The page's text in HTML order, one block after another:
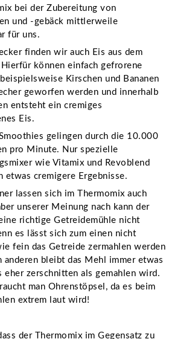
bei der Zubereitung von
und -gebäck mittlerweile
für uns.
finden wir auch Eis aus dem
Hierfür können einfach gefrorene
Kirschen und Bananen
geworfen werden und innerhalb
entsteht ein cremiges
Eis.
gelingen durch die 10.000
pro Minute. Nur spezielle
wie Vitamix und Revoblend
etwas cremigere Ergebnisse.
lassen sich im Thermomix auch
unserer Meinung nach kann der
richtige Getreidemühle nicht
es lässt sich zum einen nicht
fein das Getreide zermahlen werden
anderen bleibt das Mehl immer etwas
eher zerschnitten als gemahlen wird.
man Ohrenstöpsel, da es beim
extrem laut wird!
der Thermomix im Gegensatz zu